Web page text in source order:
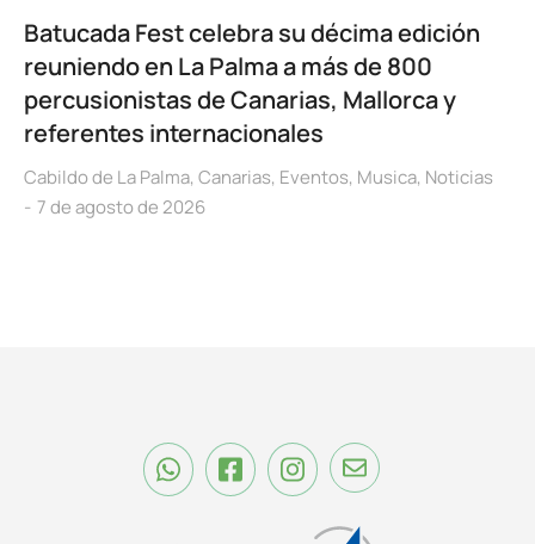
Batucada Fest celebra su décima edición
reuniendo en La Palma a más de 800
percusionistas de Canarias, Mallorca y
referentes internacionales
Cabildo de La Palma, Canarias, Eventos, Musica, Noticias
7 de agosto de 2026